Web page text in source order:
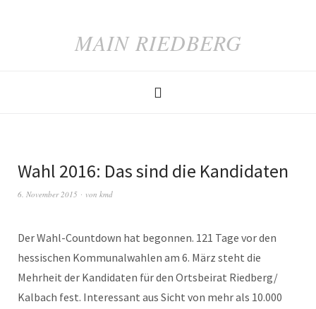
MAIN RIEDBERG
Wahl 2016: Das sind die Kandidaten
6. November 2015 von kmd
Der Wahl-Countdown hat begonnen. 121 Tage vor den
hessischen Kommunalwahlen am 6. März steht die
Mehrheit der Kandidaten für den Ortsbeirat Riedberg/
Kalbach fest. Interessant aus Sicht von mehr als 10.000